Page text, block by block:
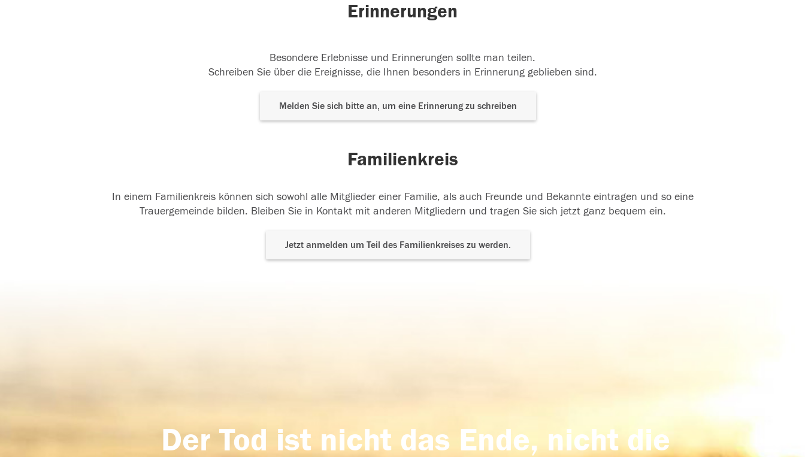
Erinnerungen
Besondere Erlebnisse und Erinnerungen sollte man teilen.
Schreiben Sie über die Ereignisse, die Ihnen besonders in Erinnerung geblieben sind.
Melden Sie sich bitte an, um eine Erinnerung zu schreiben
Familienkreis
In einem Familienkreis können sich sowohl alle Mitglieder einer Familie, als auch Freunde und Bekannte eintragen und so eine
Trauergemeinde bilden. Bleiben Sie in Kontakt mit anderen Mitgliedern und tragen Sie sich jetzt ganz bequem ein.
Jetzt anmelden um Teil des Familienkreises zu werden.
Der Tod ist nicht das Ende, nicht die